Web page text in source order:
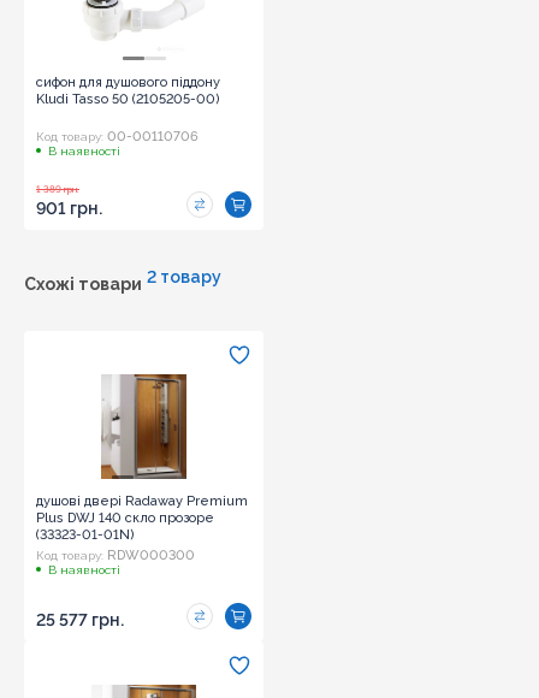
сифон для душового піддону
Kludi Tasso 50 (2105205-00)
Код товару: 00-00110706
В наявності
1 389 грн.
901 грн.
Схожі товари 2 товару
душові двері Radaway Premium
Plus DWJ 140 скло прозоре
(33323-01-01N)
Код товару: RDW000300
В наявності
25 577 грн.